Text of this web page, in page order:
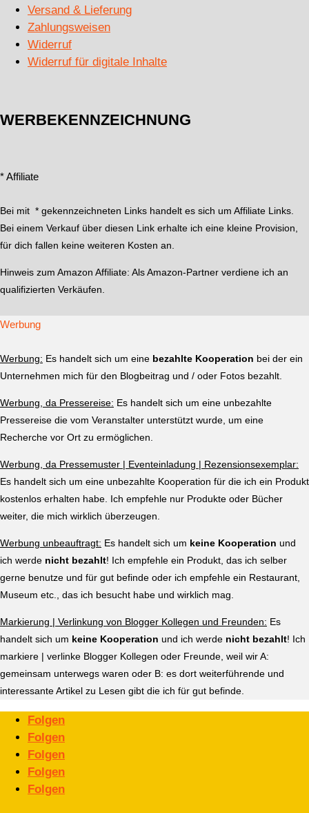
Versand & Lieferung
Zahlungsweisen
Widerruf
Widerruf für digitale Inhalte
WERBEKENNZEICHNUNG
* Affiliate
Bei mit * gekennzeichneten Links handelt es sich um Affiliate Links.
Bei einem Verkauf über diesen Link erhalte ich eine kleine Provision,
für dich fallen keine weiteren Kosten an.
Hinweis zum Amazon Affiliate: Als Amazon-Partner verdiene ich an
qualifizierten Verkäufen.
Werbung
Werbung: Es handelt sich um eine bezahlte Kooperation bei der ein
Unternehmen mich für den Blogbeitrag und / oder Fotos bezahlt.
Werbung, da Pressereise: Es handelt sich um eine unbezahlte
Pressereise die vom Veranstalter unterstützt wurde, um eine
Recherche vor Ort zu ermöglichen.
Werbung, da Pressemuster | Eventeinladung | Rezensionsexemplar:
Es handelt sich um eine unbezahlte Kooperation für die ich ein Produkt
kostenlos erhalten habe. Ich empfehle nur Produkte oder Bücher
weiter, die mich wirklich überzeugen.
Werbung unbeauftragt: Es handelt sich um keine Kooperation und
ich werde nicht bezahlt! Ich empfehle ein Produkt, das ich selber
gerne benutze und für gut befinde oder ich empfehle ein Restaurant,
Museum etc., das ich besucht habe und wirklich mag.
Markierung | Verlinkung von Blogger Kollegen und Freunden: Es
handelt sich um keine Kooperation und ich werde nicht bezahlt! Ich
markiere | verlinke Blogger Kollegen oder Freunde, weil wir A:
gemeinsam unterwegs waren oder B: es dort weiterführende und
interessante Artikel zu Lesen gibt die ich für gut befinde.
Folgen
Folgen
Folgen
Folgen
Folgen